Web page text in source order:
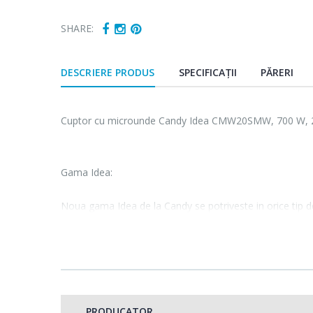
SHARE:
DESCRIERE PRODUS SPECIFICAȚII PĂRERI
Cuptor cu microunde Candy Idea CMW20SMW, 700 W,
Gama Idea:
Noua gama Idea de la Candy se potriveste in orice tip
Acum poti alege dintr-o gama variata de culori, cu